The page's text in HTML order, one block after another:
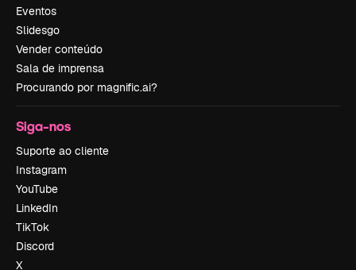
Eventos
Slidesgo
Vender conteúdo
Sala de imprensa
Procurando por magnific.ai?
Siga-nos
Suporte ao cliente
Instagram
YouTube
LinkedIn
TikTok
Discord
X